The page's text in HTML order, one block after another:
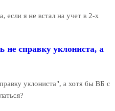
если я не встал на учет в 2-х
справку уклониста, а
уклониста", а хотя бы ВБ с